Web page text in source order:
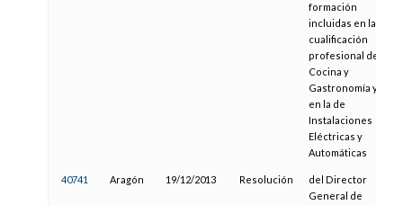
formación
incluidas en la
cualificación
profesional de
Cocina y
Gastronomía y
en la de
Instalaciones
Eléctricas y
Automáticas
40741 Aragón 19/12/2013 Resolución
del Director
General de